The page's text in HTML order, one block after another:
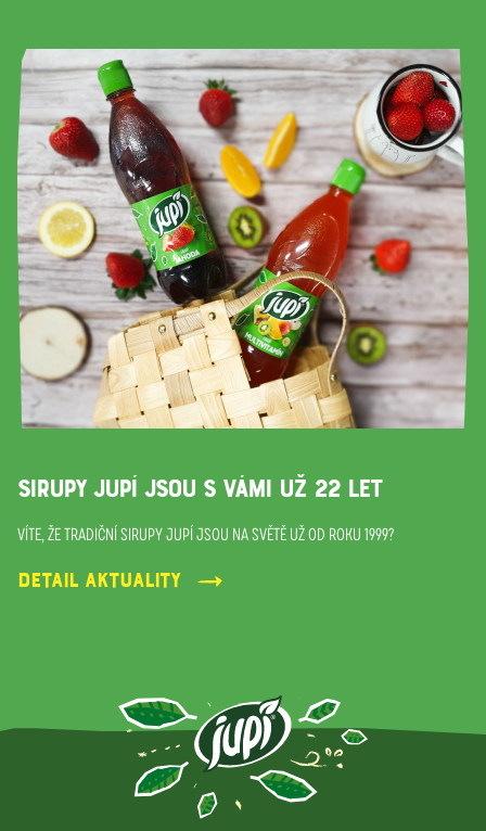
SIRUPY JUPÍ JSOU S VÁMI UŽ 22 LET
VÍTE, ŽE TRADIČNÍ SIRUPY JUPÍ JSOU NA SVĚTĚ UŽ OD ROKU 1999?
Detail aktuality